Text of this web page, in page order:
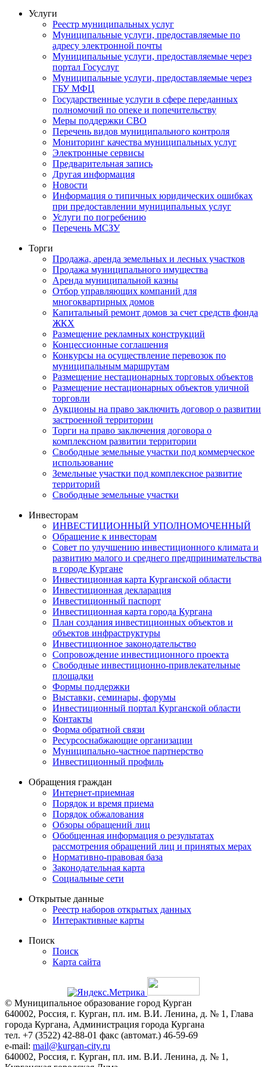
Услуги
Реестр муниципальных услуг
Муниципальные услуги, предоставляемые по
адресу электронной почты
Муниципальные услуги, предоставляемые через
портал Госуслуг
Муниципальные услуги, предоставляемые через
ГБУ МФЦ
Государственные услуги в сфере переданных
полномочий по опеке и попечительству
Меры поддержки СВО
Перечень видов муниципального контроля
Мониторинг качества муниципальных услуг
Электронные сервисы
Предварительная запись
Другая информация
Новости
Информация о типичных юридических ошибках
при предоставлении муниципальных услуг
Услуги по погребению
Перечень МСЗУ
Торги
Продажа, аренда земельных и лесных участков
Продажа муниципального имущества
Аренда муниципальной казны
Отбор управляющих компаний для
многоквартирных домов
Капитальный ремонт домов за счет средств фонда
ЖКХ
Размещение рекламных конструкций
Концессионные соглашения
Конкурсы на осуществление перевозок по
муниципальным маршрутам
Размещение нестационарных торговых объектов
Размещение нестационарных объектов уличной
торговли
Аукционы на право заключить договор о развитии
застроенной территории
Торги на право заключения договора о
комплексном развитии территории
Свободные земельные участки под коммерческое
использование
Земельные участки под комплексное развитие
территорий
Свободные земельные участки
Инвесторам
ИНВЕСТИЦИОННЫЙ УПОЛНОМОЧЕННЫЙ
Обращение к инвесторам
Совет по улучшению инвестиционного климата и
развитию малого и среднего предпринимательства
в городе Кургане
Инвестиционная карта Курганской области
Инвестиционная декларация
Инвестиционный паспорт
Инвестиционная карта города Кургана
План создания инвестиционных объектов и
объектов инфраструктуры
Инвестиционное законодательство
Сопровождение инвестиционного проекта
Свободные инвестиционно-привлекательные
площадки
Формы поддержки
Выставки, семинары, форумы
Инвестиционный портал Курганской области
Контакты
Форма обратной связи
Ресурсоснабжающие организации
Муниципально-частное партнерство
Инвестиционный профиль
Обращения граждан
Интернет-приемная
Порядок и время приема
Порядок обжалования
Обзоры обращений лиц
Обобщенная информация о результатах
рассмотрения обращений лиц и принятых мерах
Нормативно-правовая база
Законодательная карта
Социальные сети
Открытые данные
Реестр наборов открытых данных
Интерактивные карты
Поиск
Поиск
Карта сайта
© Муниципальное образование город Курган
640002, Россия, г. Курган, пл. им. В.И. Ленина, д. № 1, Глава
города Кургана, Администрация города Кургана
тел. +7 (3522) 42-88-01 факс (автомат.) 46-59-69
e-mail: mail@kurgan-city.ru
640002, Россия, г. Курган, пл. им. В.И. Ленина, д. № 1,